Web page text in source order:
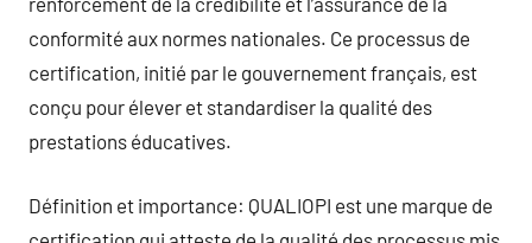
conformité aux normes nationales. Ce processus de
certification, initié par le gouvernement français, est
conçu pour élever et standardiser la qualité des
prestations éducatives.
Définition et importance: QUALIOPI est une marque de